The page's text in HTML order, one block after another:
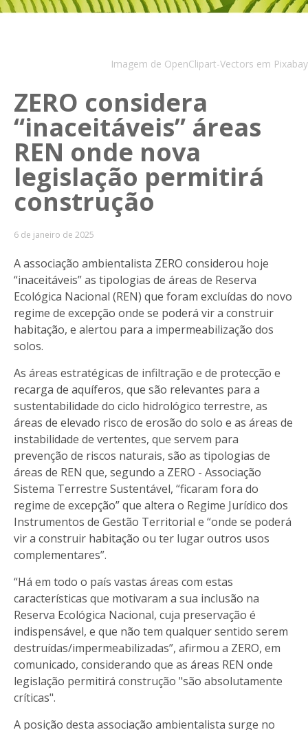
Imagem de OpenClipart-Vectors em Pixabay
ZERO considera
“inaceitáveis” áreas
REN onde nova
legislação permitirá
construção
6 de janeiro de 2025
A associação ambientalista ZERO considerou hoje
“inaceitáveis” as tipologias de áreas de Reserva
Ecológica Nacional (REN) que foram excluídas do novo
regime de excepção onde se poderá vir a construir
habitação, e alertou para a impermeabilização dos
solos.
As áreas estratégicas de infiltração e de protecção e
recarga de aquíferos, que são relevantes para a
sustentabilidade do ciclo hidrológico terrestre, as
áreas de elevado risco de erosão do solo e as áreas de
instabilidade de vertentes, que servem para
prevenção de riscos naturais, são as tipologias de
áreas de REN que, segundo a ZERO - Associação
Sistema Terrestre Sustentável, “ficaram fora do
regime de excepção” que altera o Regime Jurídico dos
Instrumentos de Gestão Territorial e “onde se poderá
vir a construir habitação ou ter lugar outros usos
complementares”.
“Há em todo o país vastas áreas com estas
características que motivaram a sua inclusão na
Reserva Ecológica Nacional, cuja preservação é
indispensável, e que não tem qualquer sentido serem
destruídas/impermeabilizadas”, afirmou a ZERO, em
comunicado, considerando que as áreas REN onde
legislação permitirá construção "são absolutamente
críticas".
A posição desta associação ambientalista surge no